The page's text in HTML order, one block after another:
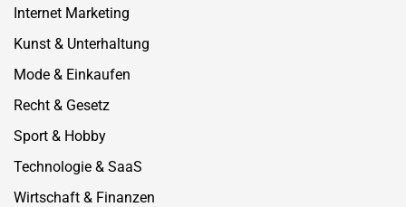
Internet Marketing
Kunst & Unterhaltung
Mode & Einkaufen
Recht & Gesetz
Sport & Hobby
Technologie & SaaS
Wirtschaft & Finanzen